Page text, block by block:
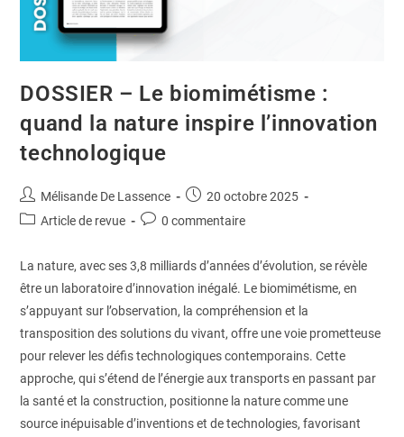
DOSSIER – Le biomimétisme :
quand la nature inspire l’innovation
technologique
Mélisande De Lassence
20 octobre 2025
Article de revue
0 commentaire
La nature, avec ses 3,8 milliards d’années d’évolution, se révèle
être un laboratoire d’innovation inégalé. Le biomimétisme, en
s’appuyant sur l’observation, la compréhension et la
transposition des solutions du vivant, offre une voie prometteuse
pour relever les défis technologiques contemporains. Cette
approche, qui s’étend de l’énergie aux transports en passant par
la santé et la construction, positionne la nature comme une
source inépuisable d’inventions et de technologies, favorisant